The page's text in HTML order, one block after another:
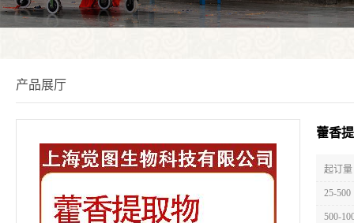
产品展厅
藿香
起订
25-500
500-